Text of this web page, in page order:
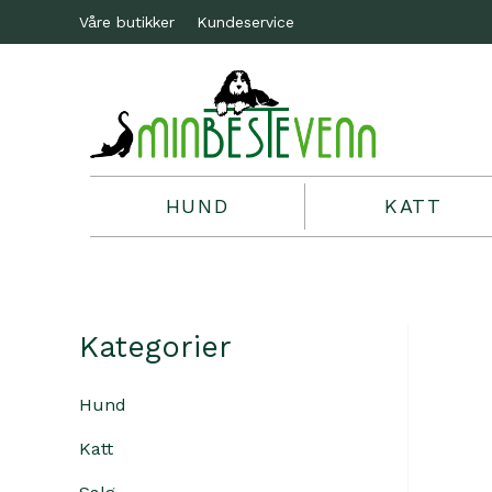
Våre butikker Kundeservice
HUND KATT
Kategorier
Hund
Katt